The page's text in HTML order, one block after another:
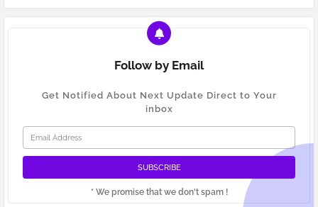
Follow by Email
Get Notified About Next Update Direct to Your
inbox
* We promise that we don't spam !